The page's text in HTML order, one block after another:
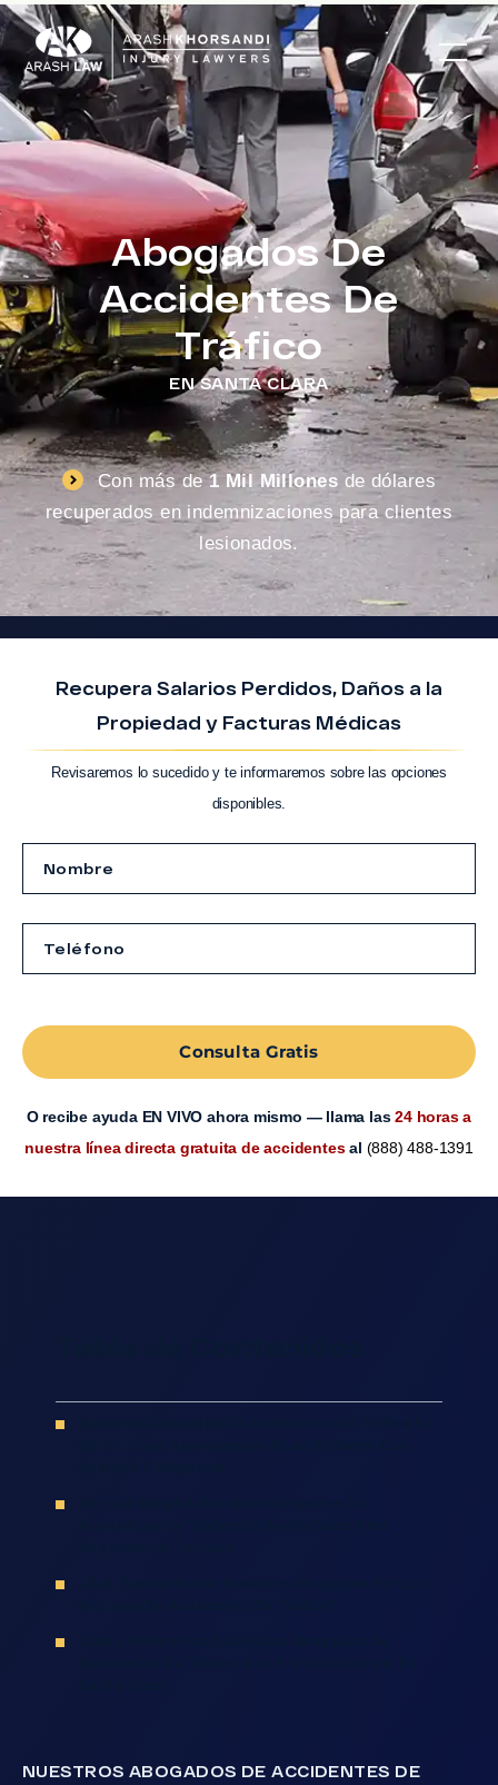
Abogados De
Accidentes De
Tráfico
EN SANTA CLARA
Con más de1 Mil Millones de dólares
recuperados en indemnizaciones para clientes
lesionados.
Recupera Salarios Perdidos, Daños a la
Propiedad y Facturas Médicas
Revisaremos lo sucedido y te informaremos sobre las opciones
disponibles.
Consulta Gratis
O recibe ayuda EN VIVO ahora mismo — llama las24 horas a
nuestra línea directa gratuita de accidentesal (888) 488-1391
NUESTROS ABOGADOS DE ACCIDENTES DE